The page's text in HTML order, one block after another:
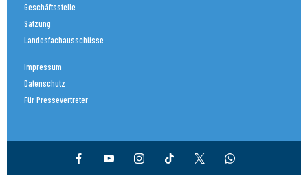
Geschäftsstelle
Satzung
Landesfachausschüsse
Impressum
Datenschutz
Für Pressevertreter